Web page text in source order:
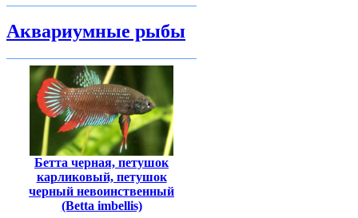
Аквариумные рыбы
Бетта черная, петушок
карликовый, петушок
черный невоинственный
(Betta imbellis)